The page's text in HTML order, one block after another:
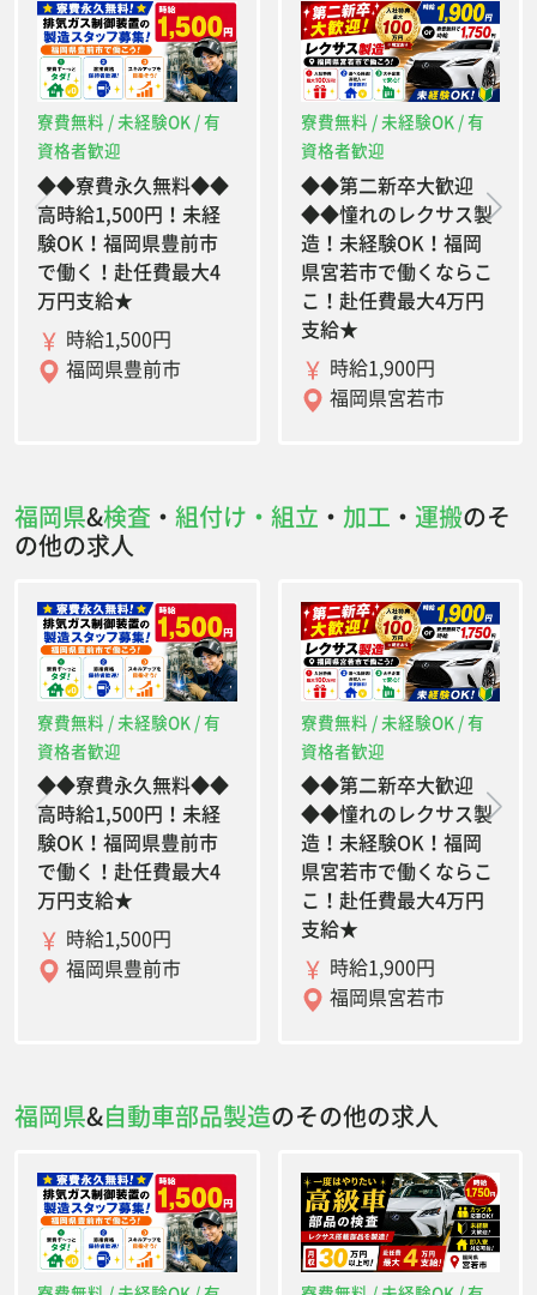
寮費無料 / 未経験OK / 有
資格者歓迎
◆◆寮費永久無料◆◆
高時給1,500円！未経
験OK！福岡県豊前市
で働く！赴任費最大4
万円支給★
時給1,500円
福岡県豊前市
寮費無料 / 未経験OK / 有
資格者歓迎
◆◆第二新卒大歓迎
◆◆憧れのレクサス製
造！未経験OK！福岡
県宮若市で働くならこ
こ！赴任費最大4万円
支給★
時給1,900円
福岡県宮若市
福岡県&検査 ・ 組付け・組立 ・ 加工 ・ 運搬のそ
の他の求人
寮費無料 / 未経験OK / 有
資格者歓迎
◆◆寮費永久無料◆◆
高時給1,500円！未経
験OK！福岡県豊前市
で働く！赴任費最大4
万円支給★
時給1,500円
福岡県豊前市
寮費無料 / 未経験OK / 有
資格者歓迎
◆◆第二新卒大歓迎
◆◆憧れのレクサス製
造！未経験OK！福岡
県宮若市で働くならこ
こ！赴任費最大4万円
支給★
時給1,900円
福岡県宮若市
福岡県&自動車部品製造のその他の求人